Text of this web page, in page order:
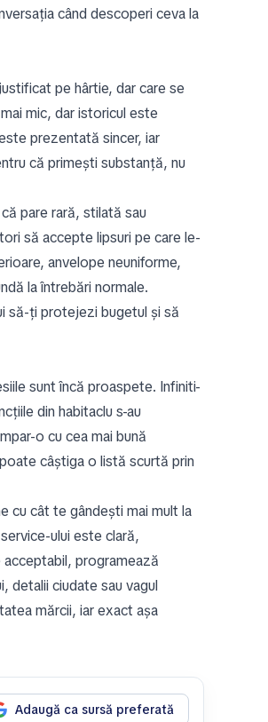
când descoperi ceva la
pe hârtie, dar care se
mic, dar istoricul este
prezentată sincer, iar
că primești substanță, nu
pare rară, stilată sau
să accepte lipsuri pe care le-
anvelope neuniforme,
la întrebări normale.
să-ți protejezi bugetul și să
sunt încă proaspete. Infiniti-
din habitaclu s-au
o cu cea mai bună
câștiga o listă scurtă prin
cu cât te gândești mai mult la
ului este clară,
programează
detalii ciudate sau vagul
mărcii, iar exact așa
Adaugă ca sursă preferată